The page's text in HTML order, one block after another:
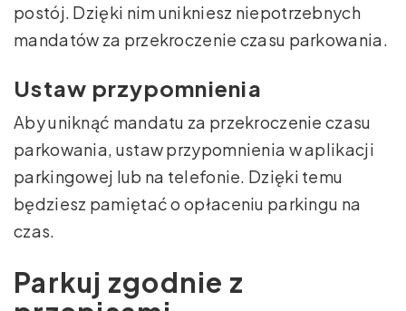
postój. Dzięki nim unikniesz niepotrzebnych
mandatów za przekroczenie czasu parkowania.
Ustaw przypomnienia
Aby uniknąć mandatu za przekroczenie czasu
parkowania, ustaw przypomnienia w aplikacji
parkingowej lub na telefonie. Dzięki temu
będziesz pamiętać o opłaceniu parkingu na
czas.
Parkuj zgodnie z